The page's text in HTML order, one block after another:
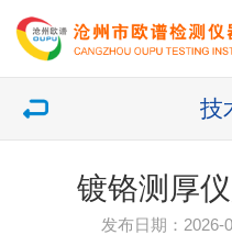
技
镀铬测厚
发布日期：